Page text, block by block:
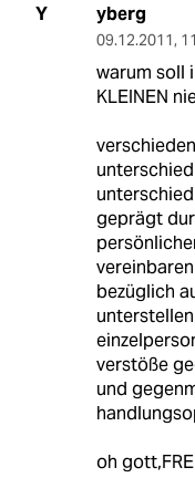
Y yberg
09.12.2011,
warum soll
KLEINEN
geprägt
bezüglich
verstöße
und
oh